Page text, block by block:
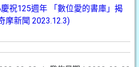
慶祝125週年 「數位愛的書庫」揭
摩新聞 2023.12.3)